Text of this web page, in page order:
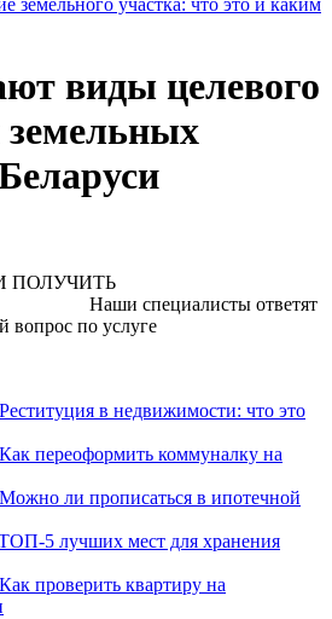
земельного участка: что это и каким
виды целевого
земельных
ИЛИ ПОЛУЧИТЬ
специалисты ответят
по услуге
Реституция в недвижимости: что это
Как переоформить коммуналку на
Можно ли прописаться в ипотечной
5 лучших мест для хранения
Как проверить квартиру на